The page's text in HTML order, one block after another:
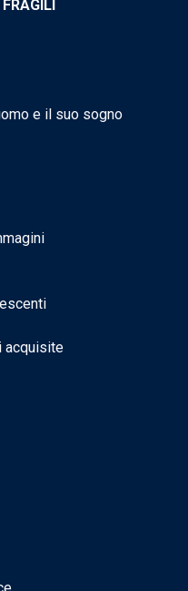
e il suo sogno
acquisite